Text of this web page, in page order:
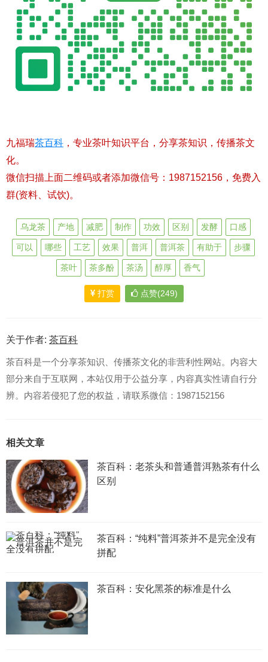
九福瑞茶百科 ，专业茶叶知识平台，分享茶知识，传播茶文
化。
微信扫描上面二维码或者添加微信号：1987152156，免费入
群(资料、试饮)。
乌龙茶 产地 减肥 制作 功效 区别 发酵 口感
可以 哪些 工艺 效果 普洱 普洱茶 有助于 步骤
茶叶 茶多酚 茶汤 醇厚 香气
打赏 点赞(249)
关于作者: 茶百科
茶百科是一个分享茶知识、传播茶文化的非营利性网站。内容大
部分来自于互联网，本站仅用于公益分享，内容真实性请自行分
辨。内容若侵犯了您的权益，请联系微信：1987152156
相关文章
茶百科：老茶头和普通普洱熟茶有什么
区别
茶百科：“纯料”普洱茶并不是完全没有
拼配
茶百科：安化黑茶的标准是什么